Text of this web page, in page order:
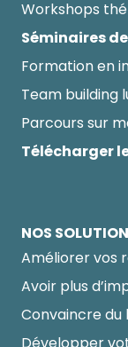
Workshops
Séminaires
Formation en
Team building
Parcours sur
Télécharger
NOS
Améliorer vos
Avoir plus
Convaincre du